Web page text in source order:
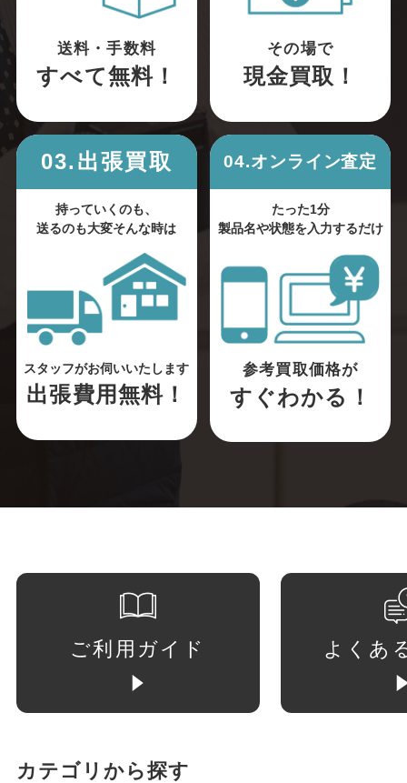
送料・手数料
すべて無料！
その場で
現金買取！
03.出張買取
持っていくのも、
送るのも大変そんな時は
スタッフがお伺いいたします
出張費用無料！
04.オンライン査定
たった1分
製品名や状態を入力するだけ
参考買取価格が
すぐわかる！
ご利用ガイド よくあ
カテゴリから探す